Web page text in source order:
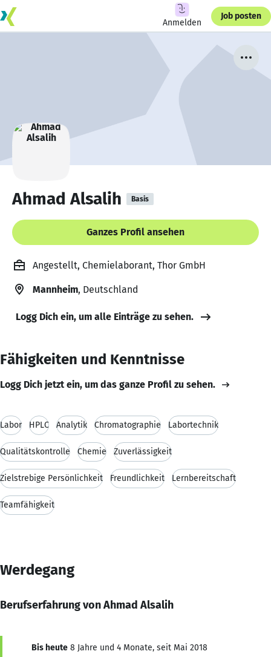
Anmelden
Job posten
Ahmad Alsalih Basis
Ganzes Profil ansehen
Angestellt, Chemielaborant, Thor GmbH
Mannheim, Deutschland
Logg Dich ein, um alle Einträge zu sehen.
Fähigkeiten und Kenntnisse
Logg Dich jetzt ein, um das ganze Profil zu sehen.
Labor HPLC Analytik Chromatographie Labortechnik
Qualitätskontrolle Chemie Zuverlässigkeit
Zielstrebige Persönlichkeit Freundlichkeit Lernbereitschaft
Teamfähigkeit
Werdegang
Berufserfahrung von Ahmad Alsalih
Bis heute 8 Jahre und 4 Monate, seit Mai 2018